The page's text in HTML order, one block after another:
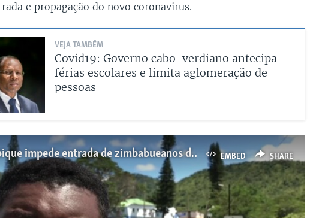
e propagação do novo coronavirus.
VEJA TAMBÉM
Covid19: Governo cabo-verdiano antecipa
férias escolares e limita aglomeração de
pessoas
EMBED SHARE
Covid-19: Moçambique impede entrada de zimbabueanos devido a incumprimento de quarentena